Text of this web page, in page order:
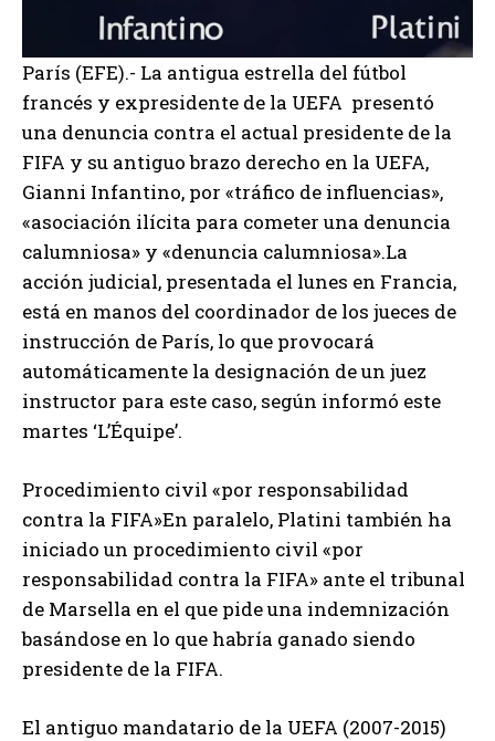
París (EFE).- La antigua estrella del fútbol
francés y expresidente de la UEFA presentó
una denuncia contra el actual presidente de la
FIFA y su antiguo brazo derecho en la UEFA,
Gianni Infantino, por «tráfico de influencias»,
«asociación ilícita para cometer una denuncia
calumniosa» y «denuncia calumniosa».La
acción judicial, presentada el lunes en Francia,
está en manos del coordinador de los jueces de
instrucción de París, lo que provocará
automáticamente la designación de un juez
instructor para este caso, según informó este
martes ‘L’Équipe’.
Procedimiento civil «por responsabilidad
contra la FIFA»En paralelo, Platini también ha
iniciado un procedimiento civil «por
responsabilidad contra la FIFA» ante el tribunal
de Marsella en el que pide una indemnización
basándose en lo que habría ganado siendo
presidente de la FIFA.
El antiguo mandatario de la UEFA (2007-2015)